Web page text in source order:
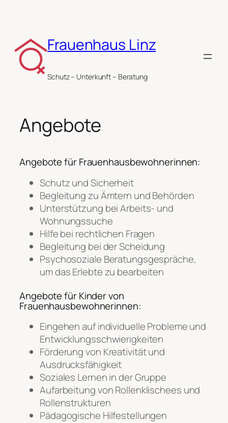
Frauenhaus Linz
Schutz – Unterkunft – Beratung
Angebote
Angebote für Frauenhausbewohnerinnen:
Schutz und Sicherheit
Begleitung zu Ämtern und Behörden
Unterstützung bei Arbeits- und
Wohnungssuche
Hilfe bei rechtlichen Fragen
Begleitung bei der Scheidung
Psychosoziale Beratungsgespräche,
um das Erlebte zu bearbeiten
Angebote für Kinder von
Frauenhausbewohnerinnen:
Eingehen auf individuelle Probleme und
Entwicklungsschwierigkeiten
Förderung von Kreativität und
Ausdrucksfähigkeit
Soziales Lernen in der Gruppe
Aufarbeitung von Rollenklischees und
Rollenstrukturen
Pädagogische Hilfestellungen